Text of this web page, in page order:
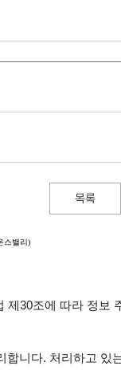
목록
스밸리)
제30조에 따라 정
니다. 처리하고